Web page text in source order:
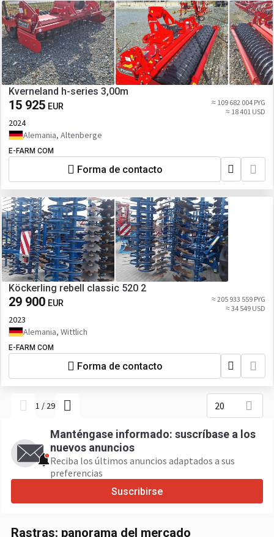
Kverneland h-series 3,00m
15 925 EUR
≈ 109 682 004 PYG
≈ 18 401 USD
2024
Alemania, Altenberge
E-FARM COM
Forma de contacto
Köckerling rebell classic 520 2
29 900 EUR
≈ 205 933 559 PYG
≈ 34 549 USD
2023
Alemania, Wittlich
E-FARM COM
Forma de contacto
1 / 29 20
Manténgase informado: suscríbase a los
nuevos anuncios
Reciba los últimos anuncios adaptados a sus
preferencias
Suscribirse
Rastras: panorama del mercado